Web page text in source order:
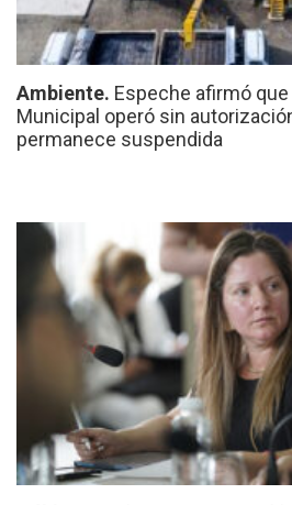
Ambiente. Espeche afirmó
Municipal operó sin
permanece suspendida